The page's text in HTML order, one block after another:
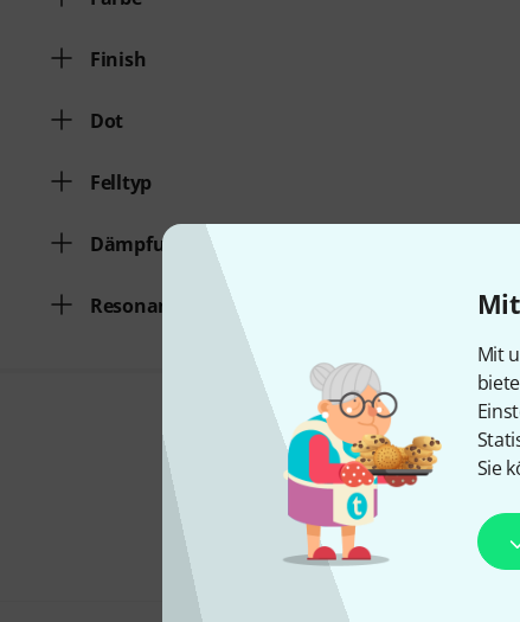
Mit
Sie
Finish
Dot
Felltyp
Dämpfungsring
Resonanzloch